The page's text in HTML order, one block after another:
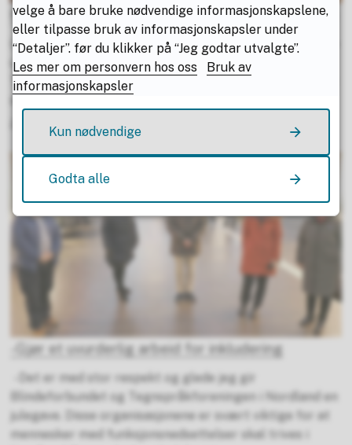
Kultursamarbeid i nord presentert for ministeren
Landsdelsrådet for kultur i Nord-Norge møttes i forrige
uke. Kultur- og likestillingsminister Anette
Trettebergstuen påpekte verdien av kultursamarbeidet
25.01.2022
-Gjør et uvurderlig arbeid for inkludering
- Det er med stor respekt og glede jeg gir
Blindeforbundet og Tegnspråkforeningen i Nordland en
julegave. Disse organisasjonene er svært viktige for at
mennesker med funksjonsnedsettelser skal trives i
velge å bare bruke nødvendige informasjonskapslene,
eller tilpasse bruk av informasjonskapsler under
“Detaljer”. før du klikker på “Jeg godtar utvalgte”.
Les mer om personvern hos oss
Bruk av
informasjonskapsler
Kun nødvendige
Godta alle